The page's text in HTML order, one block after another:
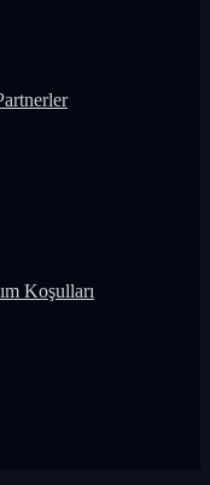
Koşulları